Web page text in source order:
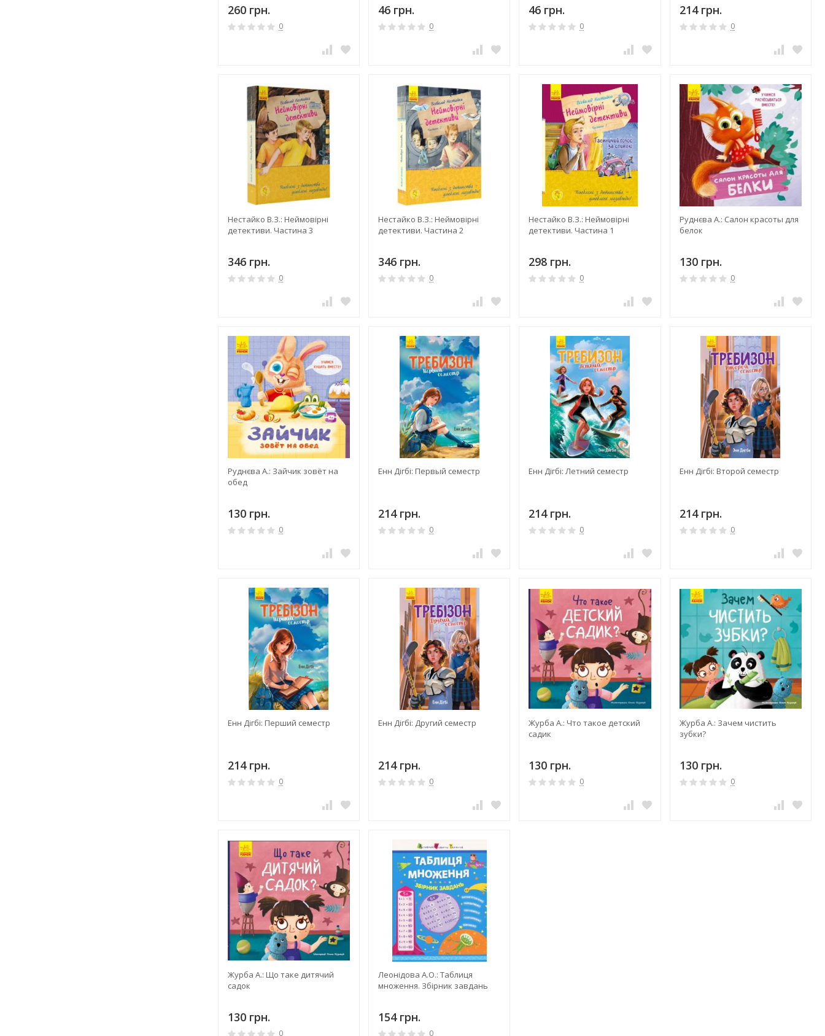
260 грн.
0
46 грн.
0
46 грн.
0
214 грн.
0
Нестайко В.З.: Неймовірні
детективи. Частина 3
346 грн.
0
Нестайко В.З.: Неймовірні
детективи. Частина 2
346 грн.
0
Нестайко В.З.: Неймовірні
детективи. Частина 1
298 грн.
0
Руднєва А.: Салон красоты для
белок
130 грн.
0
Руднєва А.: Зайчик зовёт на
обед
130 грн.
0
Енн Дігбі: Первый семестр
214 грн.
0
Енн Дігбі: Летний семестр
214 грн.
0
Енн Дігбі: Второй семестр
214 грн.
0
Енн Дігбі: Перший семестр
214 грн.
0
Енн Дігбі: Другий семестр
214 грн.
0
Журба А.: Что такое детский
садик
130 грн.
0
Журба А.: Зачем чистить
зубки?
130 грн.
0
Журба А.: Що таке дитячий
садок
130 грн.
0
Леонідова А.О.: Таблиця
множення. Збірник завдань
154 грн.
0